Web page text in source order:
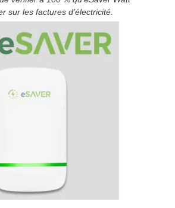
sur les factures d’électricité.